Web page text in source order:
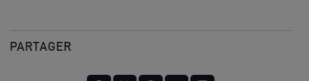
PARTAGER